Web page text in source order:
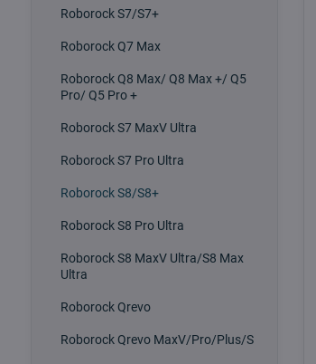
Roborock S7/S7+
Roborock Q7 Max
Roborock Q8 Max/ Q8 Max +/ Q5
Pro/ Q5 Pro +
Roborock S7 MaxV Ultra
Roborock S7 Pro Ultra
Roborock S8/S8+
Roborock S8 Pro Ultra
Roborock S8 MaxV Ultra/S8 Max
Ultra
Roborock Qrevo
Roborock Qrevo MaxV/Pro/Plus/S